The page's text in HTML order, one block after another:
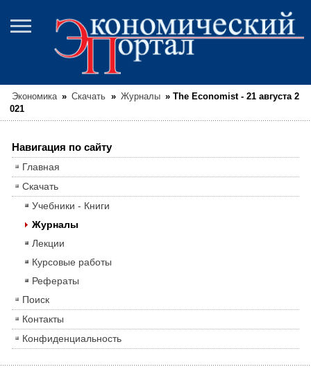
Экономика » Скачать » Журналы » The Economist - 21 августа 2
021
Навигация по сайту
Главная
Скачать
Учебники - Книги
Журналы
Лекции
Курсовые работы
Рефераты
Поиск
Контакты
Конфиденциальность